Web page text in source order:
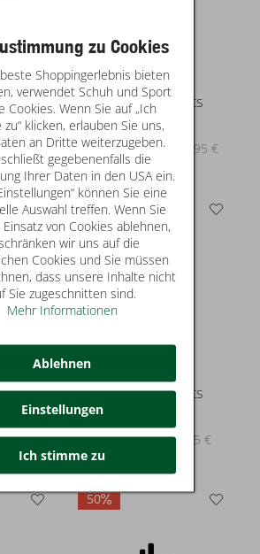
€
Remonte
Stiefeletten & Boots
statt* 109,95 €
74,99 €
50
Tamaris
Stiefeletten & Boots
statt* 99,95 €
49,99 €
50
zu Cookies
Shoppingerlebnis bieten
verwendet Schuh und Sport
Cookies. Wenn Sie auf „Ich
klicken, erlauben Sie uns,
an Dritte weiterzugeben.
gegebenenfalls die
Ihrer Daten in den USA ein.
können Sie eine
Auswahl treffen. Wenn Sie
von Cookies ablehnen,
wir uns auf die
Cookies und Sie müssen
dass unsere Inhalte nicht
Sie zugeschnitten sind.
Mehr Informationen
Ablehnen
Einstellungen
Ich stimme zu